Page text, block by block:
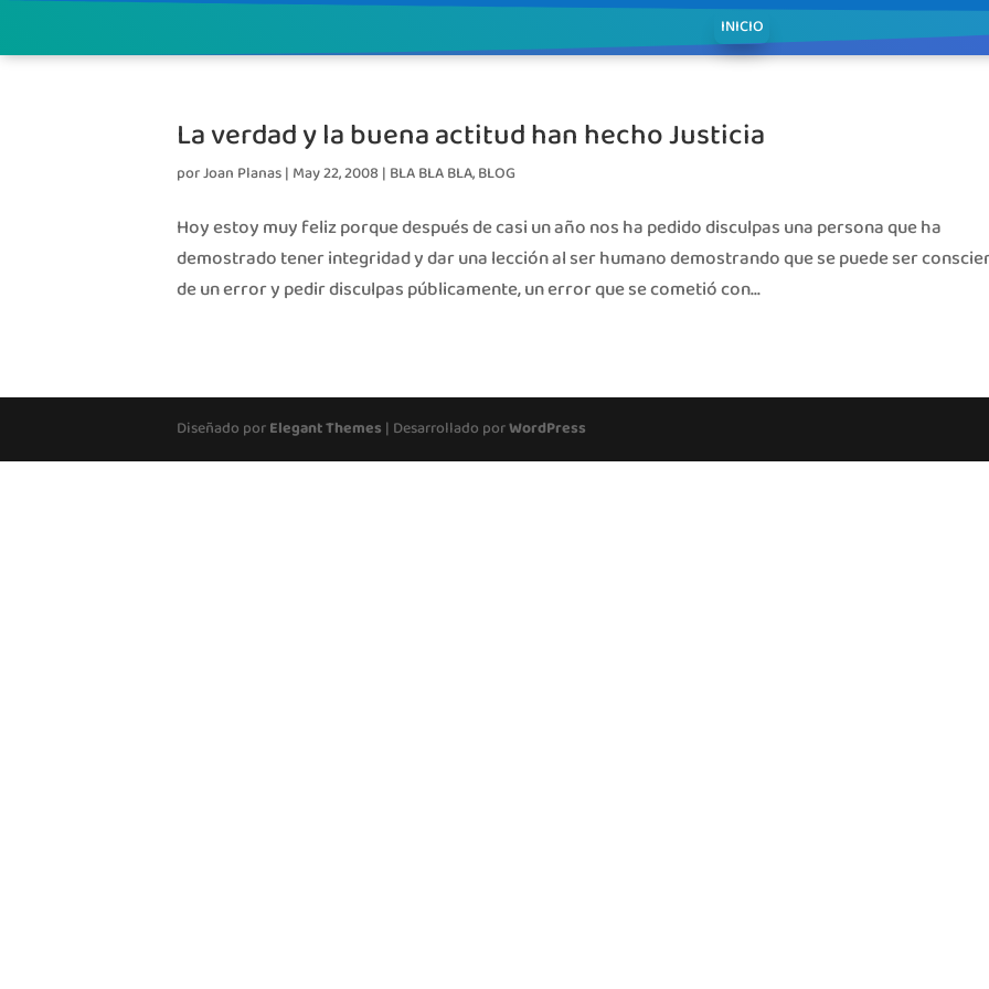
INICIO
La verdad y la buena actitud han hecho Justicia
porJoan Planas| May 22, 2008| BLA BLA BLA,BLOG
Hoy estoy muy feliz porque después de casi un año nos ha pedido disculpas una persona que ha
demostrado tener integridad y dar una lección al ser humano demostrando que se puede ser
de un error y pedir disculpas públicamente, un error que se cometió con...
Diseñado porElegant Themes | Desarrollado porWordPress